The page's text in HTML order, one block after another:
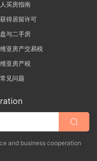
买房指南
得居留许可
与二手房
亚房产交易税
亚房产税
见问题
and business cooperation